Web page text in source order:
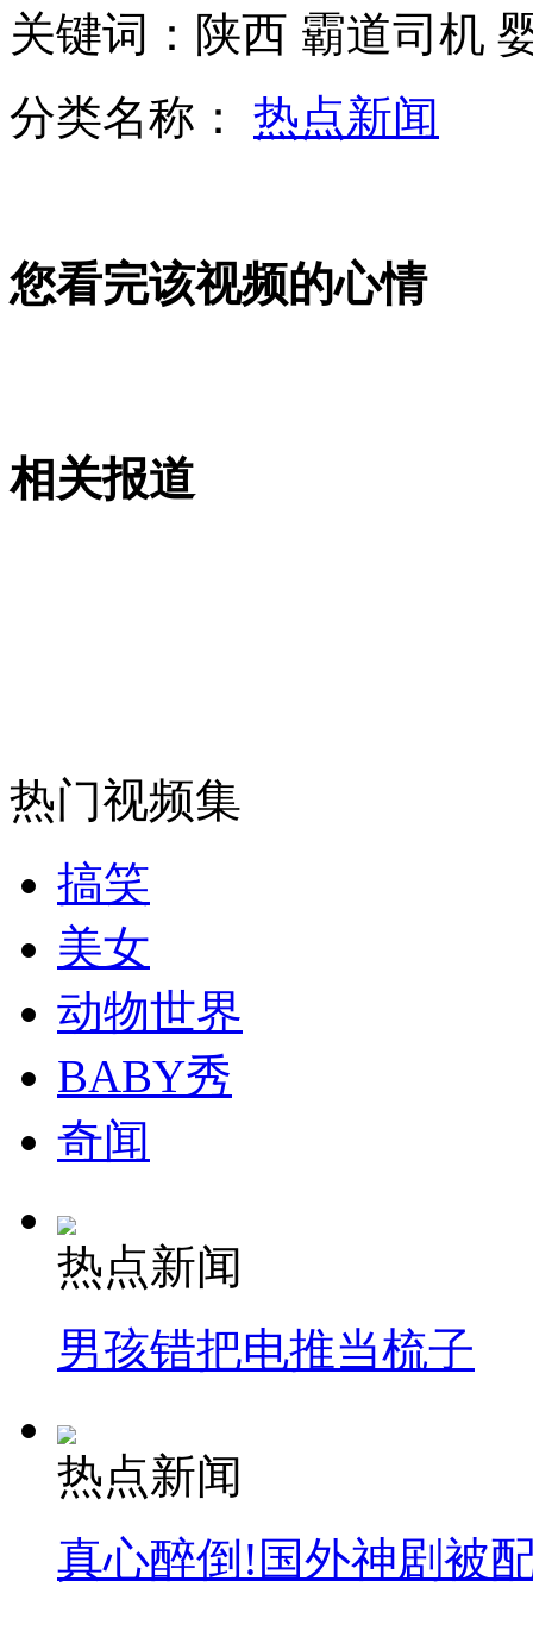
叙冲突双方在阿勒颇机场激烈交火
山西运城恶犬咬伤多人 警民合力深夜将其击毙
安徽一实载49人客车翻车
走！跟着总书记去植树
消防员救轻生者 花炮节热闹非凡
纽约上演“枕头大战”
司机酒驾遇交警 急速倒车逃窜
关键词：陕西 霸道司机
分类名称： 热点新闻
您看完该视频的心情
相关报道
热门视频集
搞笑
美女
动物世界
BABY秀
奇闻
热点新闻
男孩错把电推当梳子
热点新闻
真心醉倒!国外神剧被